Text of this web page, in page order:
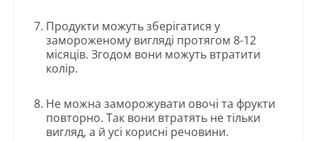
Продукти можуть зберігатися у
замороженому вигляді протягом 8-12
місяців. Згодом вони можуть втратити
колір.
Не можна заморожувати овочі та фрукти
повторно. Так вони втратять не тільки
вигляд, а й усі корисні речовини.